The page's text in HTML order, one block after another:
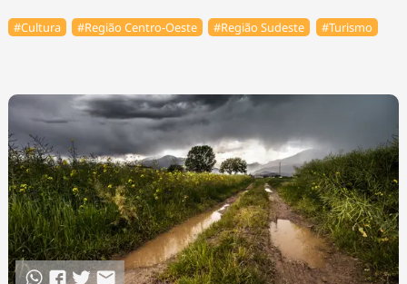
#Cultura #Região Centro-Oeste #Região Sudeste #Turismo